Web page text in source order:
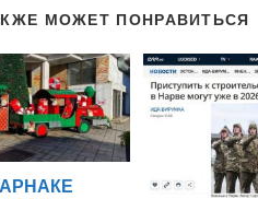
МОЖЕТ ПОНРАВИТЬСЯ